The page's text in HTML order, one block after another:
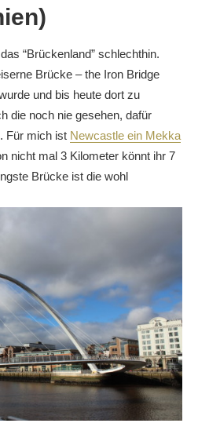
“Brückenland” schlechthin.
Brücke – the Iron Bridge
und bis heute dort zu
die noch nie gesehen, dafür
Für mich ist Newcastle ein Mekka
nicht mal 3 Kilometer könnt ihr 7
Brücke ist die wohl